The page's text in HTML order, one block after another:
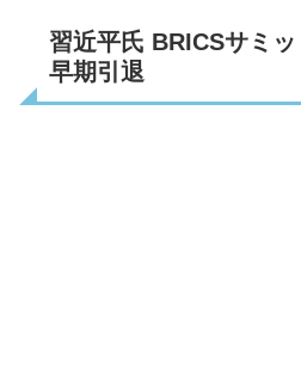
習近平氏 BRICSサミ
早期引退